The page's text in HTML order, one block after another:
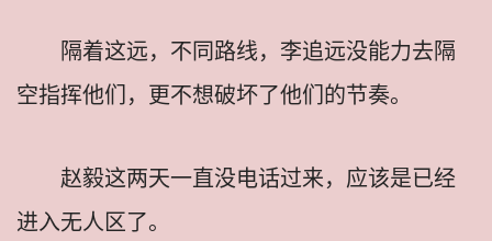
隔着这远，不同路线，李追远没能力去隔
空指挥他们，更不想破坏了他们的节奏。
赵毅这两天一直没电话过来，应该是已经
进入无人区了。